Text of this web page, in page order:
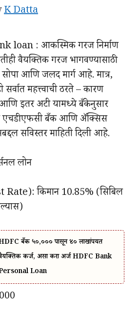
K Datta
loan : आकस्मिक गरज निर्माण
वैयक्तिक गरज भागवण्यासाठी
आणि जलद मार्ग आहे. मात्र,
महत्त्वाची ठरते – कारण
इतर अटी यामध्ये बँकेनुसार
बँक आणि अ‍ॅक्सिस
सविस्तर माहिती दिली आहे.
लोन
Rate): किमान 10.85% (सिबिल
बँक ₹५०,००० पासून ₹४० लाखांपर्यंत
कर्ज, असा करा अर्ज HDFC Bank
Loan